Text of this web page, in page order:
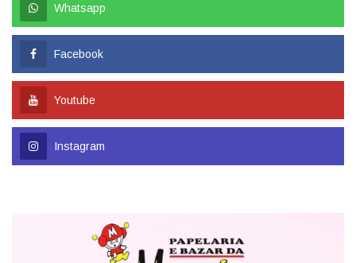
Whatsapp
Facebook
Youtube
Instagram